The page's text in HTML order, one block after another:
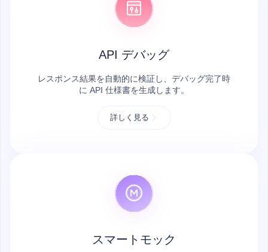
API デバッグ
レスポンス結果を自動的に検証し、デバッグ完了時
に API 仕様書を生成します。
詳しく見る
スマートモック